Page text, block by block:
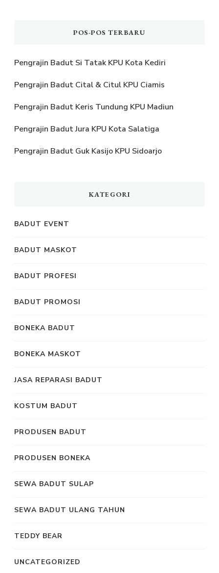
POS-POS TERBARU
Pengrajin Badut Si Tatak KPU Kota Kediri
Pengrajin Badut Cital & Citul KPU Ciamis
Pengrajin Badut Keris Tundung KPU Madiun
Pengrajin Badut Jura KPU Kota Salatiga
Pengrajin Badut Guk Kasijo KPU Sidoarjo
KATEGORI
BADUT EVENT
BADUT MASKOT
BADUT PROFESI
BADUT PROMOSI
BONEKA BADUT
BONEKA MASKOT
JASA REPARASI BADUT
KOSTUM BADUT
PRODUSEN BADUT
PRODUSEN BONEKA
SEWA BADUT SULAP
SEWA BADUT ULANG TAHUN
TEDDY BEAR
UNCATEGORIZED